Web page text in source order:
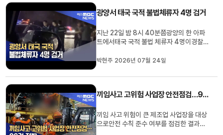
경보는 28도 이상이3일 이상 지...
광양서 태국 국적 불법체류자 4명 검거
지난 22일 밤 8시 40분쯤광양의 한 아파
트에서태국 국적 불법 체류자 4명이경찰
남성 4명은2018년에서 올해 사이90일
체류기간이 만료됐지만 출국하지 않아출입
출입국외국인사무소는경찰로부터 이들...
박현주 2026년 07월 24일
끼임사고 고위험 사업장 안전점검…96건 적발
끼임 사고 위험이 큰 제조업 사업장을 대상
으로안전 수칙 준수 여부를 점검한 결과법